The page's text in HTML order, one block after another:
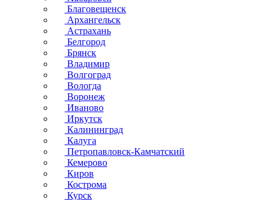
Благовещенск
Архангельск
Астрахань
Белгород
Брянск
Владимир
Волгоград
Вологда
Воронеж
Иваново
Иркутск
Калининград
Калуга
Петропавловск-Камчатский
Кемерово
Киров
Кострома
Курск